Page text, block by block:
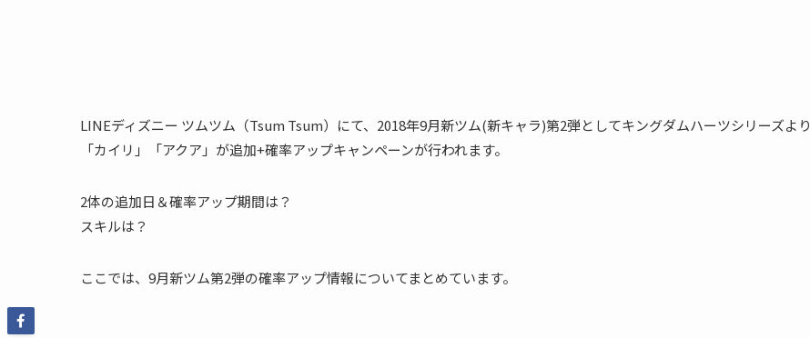
LINEディズニー ツムツム（Tsum Tsum）にて、2018年9月新ツム(新キャラ)第2弾としてキングダムハーツシリーズより
「カイリ」「アクア」が追加+確率アップキャンペーンが行われます。
2体の追加日＆確率アップ期間は？
スキルは？
ここでは、9月新ツム第2弾の確率アップ情報についてまとめています。